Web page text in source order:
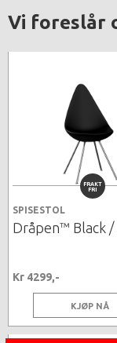
Vi foreslår
FRAKT
FRI
SPISESTOL
Dråpen™ Black /
Kr 4299,-
KJØP NÅ